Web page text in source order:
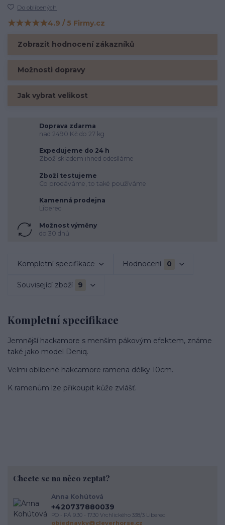
Do oblíbených
Hodnocení na Firmy.cz
★★★★★4.9 / 5 Firmy.cz
Zobrazit hodnocení zákazníků
Možnosti dopravy
Jak vybrat velikost
Doprava zdarma
nad 2490 Kč do 27 kg
Expedujeme do 24 h
Zboží skladem ihned odesíláme
Zboží testujeme
Co prodáváme, to také používáme
Kamenná prodejna
Liberec
Možnost výměny
do 30 dnů
Kompletní specifikace Hodnocení 0
Související zboží 9
Kompletní specifikace
Jemnější hackamore s menším pákovým efektem, známe
také jako model Deniq.
Velmi oblíbené hakcamore ramena délky 10cm.
K ramenům lze přikoupit kůže zvlášť.
Chcete se na něco zeptat?
Anna Kohútová
+420737880039
PO - PÁ 9.30 - 17.30 Vrchlického 338/3 Liberec
objednavky@cleverhorse.cz